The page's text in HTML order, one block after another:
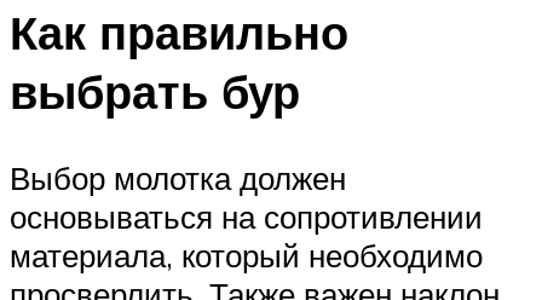
Как правильно
выбрать бур
Выбор молотка должен
основываться на сопротивлении
материала, который необходимо